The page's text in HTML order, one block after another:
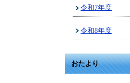
令和7年度
令和8年度
おたより